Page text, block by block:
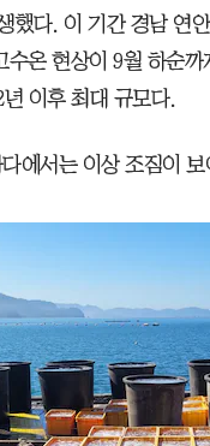
했다. 이 기간 경남 연
온 현상이 9월 하순
이후 최대 규모다.
에서는 이상 조짐이 보